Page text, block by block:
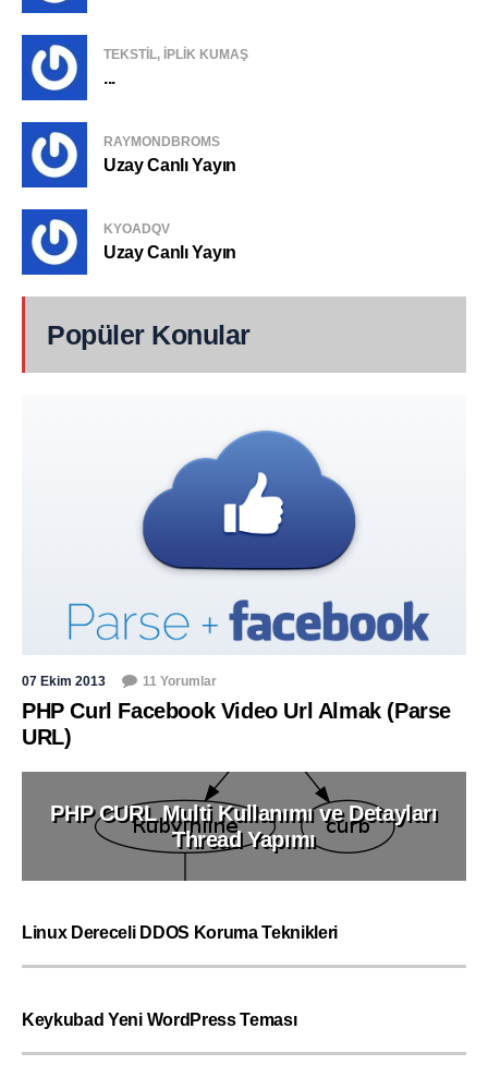
TEKSTIL, IPLIK KUMAŞ
...
RAYMONDBROMS
Uzay Canlı Yayın
KYOADQV
Uzay Canlı Yayın
Popüler Konular
07 Ekim 2013 11 Yorumlar
PHP Curl Facebook Video Url Almak (Parse
URL)
PHP CURL Multi Kullanımı ve Detayları
Thread Yapımı
Linux Dereceli DDOS Koruma Teknikleri
Keykubad Yeni WordPress Teması